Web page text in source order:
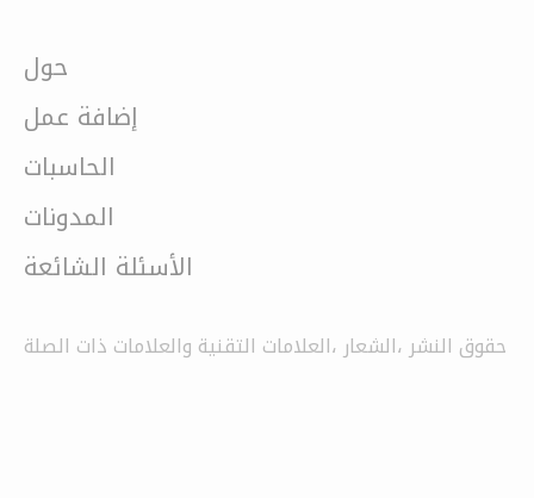
حول
إضافة عمل
الحاسبات
المدونات
الأسئلة الشائعة
حقوق النشر ،الشعار ،العلامات التقنية والعلامات ذات الصلة